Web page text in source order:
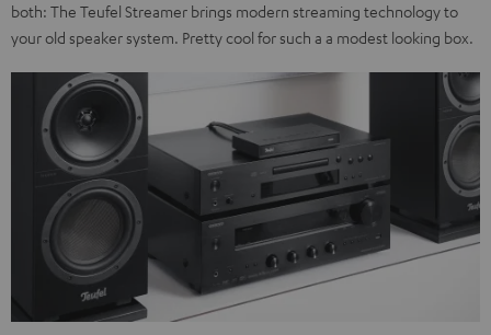
both: The Teufel Streamer brings modern streaming technology to
your old speaker system. Pretty cool for such a a modest looking box.